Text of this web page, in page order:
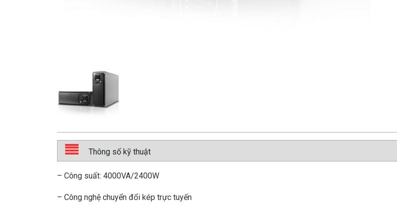
Thông số kỹ thuật
– Công suất: 4000VA/2400W
– Công nghệ chuyển đổi kép trực tuyến